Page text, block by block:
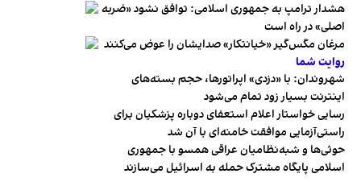
هشدار ترامپ به جمهوری اسلامی: توافق نشود «ضربه
اصلی» در راه است
مرغان مگس‌گیر «خیانتکار» صدایشان را عوض می‌کنند
روایت شما
شهروندان:‌ با «دزدی» اپراتورها، حجم بسته‌های
اینترنت بسیار زود تمام می‌شود
رسایی خواستار اعلام استعفای دوباره پزشکیان برای
راستی‌آزمایی موافقت خامنه‌ای با آن شد
حوثی‌ها و شبه‌نظامیان عراقی همسو با جمهوری
اسلامی پایگاه مشترک حمله به اسرائیل می‌سازند